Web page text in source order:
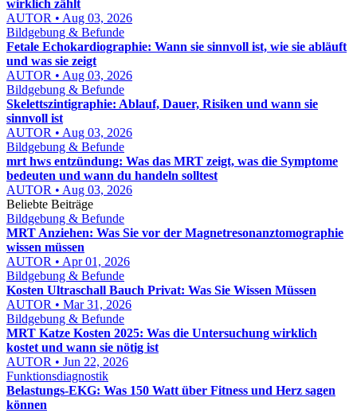
wirklich zählt
AUTOR • Aug 03, 2026
Bildgebung & Befunde
Fetale Echokardiographie: Wann sie sinnvoll ist, wie sie abläuft
und was sie zeigt
AUTOR • Aug 03, 2026
Bildgebung & Befunde
Skelettszintigraphie: Ablauf, Dauer, Risiken und wann sie
sinnvoll ist
AUTOR • Aug 03, 2026
Bildgebung & Befunde
mrt hws entzündung: Was das MRT zeigt, was die Symptome
bedeuten und wann du handeln solltest
AUTOR • Aug 03, 2026
Beliebte Beiträge
Bildgebung & Befunde
MRT Anziehen: Was Sie vor der Magnetresonanztomographie
wissen müssen
AUTOR • Apr 01, 2026
Bildgebung & Befunde
Kosten Ultraschall Bauch Privat: Was Sie Wissen Müssen
AUTOR • Mar 31, 2026
Bildgebung & Befunde
MRT Katze Kosten 2025: Was die Untersuchung wirklich
kostet und wann sie nötig ist
AUTOR • Jun 22, 2026
Funktionsdiagnostik
Belastungs-EKG: Was 150 Watt über Fitness und Herz sagen
können